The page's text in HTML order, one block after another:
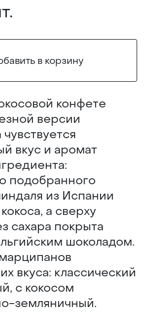
в корзину
конфете
версии
вкус и аромат
подобранного
из Испании
а сверху
сахара покрыта
шоколадом.
вкуса: классический
с кокосом
земляничный.